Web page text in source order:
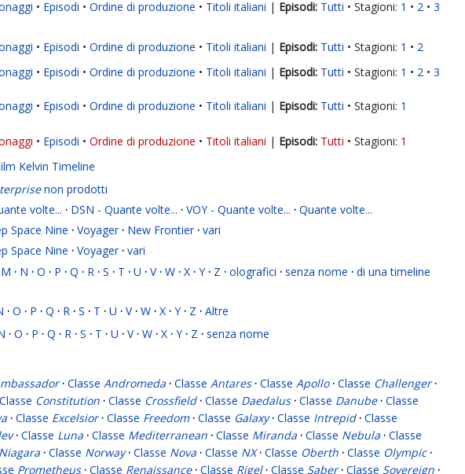
Episodi Ordine di produzione Titoli italiani | Tutti Stagioni: 1 2
3
Episodi Ordine di produzione Titoli italiani | Tutti Stagioni: 1
2
Episodi Ordine di produzione Titoli italiani | Tutti Stagioni: 1 2
3
Episodi Ordine di produzione Titoli italiani | Tutti Stagioni: 1
Episodi Ordine di produzione Titoli italiani | Tutti Stagioni: 1
Kelvin Timeline
non prodotti
volte... · DSN - Quante volte... · VOY - Quante volte... · Quante volte...
Space Nine · Voyager · New Frontier · vari
Space Nine · Voyager · vari
M · N · O · P · Q · R · S · T · U · V · W · X · Y · Z · olografici · senza nome · di una timeline
· O · P · Q · R · S · T · U · V · W · X · Y · Z · Altre
· O · P · Q · R · S · T · U · V · W · X · Y · Z · senza nome
· Classe Andromeda · Classe Antares · Classe Apollo · Classe Challenger ·
Classe Constitution · Classe Crossfield · Classe Daedalus · Classe Danube · Classe
· Classe Excelsior · Classe Freedom · Classe Galaxy · Classe Intrepid · Classe
· Classe Luna · Classe Mediterranean · Classe Miranda · Classe Nebula · Classe
Niagara · Classe Norway · Classe Nova · Classe NX · Classe Oberth · Classe Olympic ·
Prometheus · Classe Renaissance · Classe Rigel · Classe Saber · Classe Sovereign ·